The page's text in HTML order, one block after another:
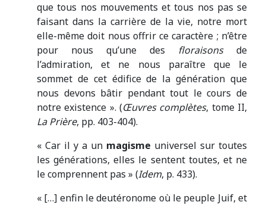
que tous nos mouvements et tous nos pas se
faisant dans la carrière de la vie, notre mort
elle-même doit nous offrir ce caractère ; n’être
pour nous qu’une des floraisons de
l’admiration, et ne nous paraître que le
sommet de cet édifice de la génération que
nous devons bâtir pendant tout le cours de
notre existence ». (Œuvres complètes, tome II,
La Prière, pp. 403-404).
« Car il y a un magisme universel sur toutes
les générations, elles le sentent toutes, et ne
le comprennent pas » (Idem, p. 433).
« […] enfin le deutéronome où le peuple Juif, et